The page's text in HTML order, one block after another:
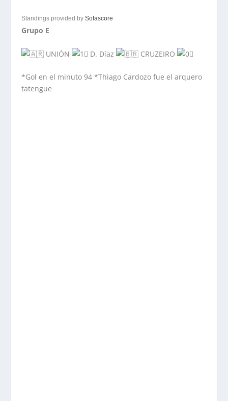
Standings provided bySofascore
Grupo E
UNIÓN D. Díaz CRUZEIRO
*Gol en el minuto 94 *Thiago Cardozo fue el arquero
tatengue